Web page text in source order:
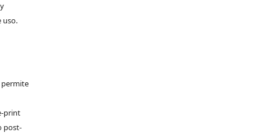
uso.
permite
print
post-